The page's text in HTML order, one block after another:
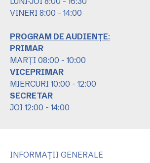
VINERI 8:00 - 14:00
PROGRAM DE AUDIENȚE:
PRIMAR
MARȚI 08:00 - 10:00
VICEPRIMAR
MIERCURI 10:00 - 12:00
SECRETAR
JOI 12:00 - 14:00
INFORMAȚII GENERALE